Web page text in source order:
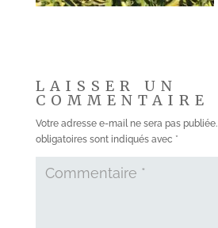
LAISSER UN
COMMENTAIRE
Votre adresse e-mail ne sera pas publiée.
obligatoires sont indiqués avec *